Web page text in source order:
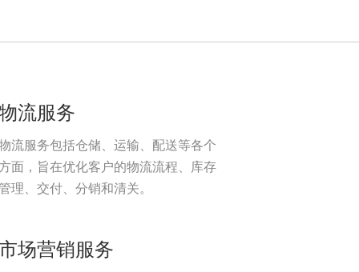
流服务
流服务包括仓储、运输、配送等各个
面，旨在优化客户的物流流程、库存
理、交付、分销和清关。
场营销服务